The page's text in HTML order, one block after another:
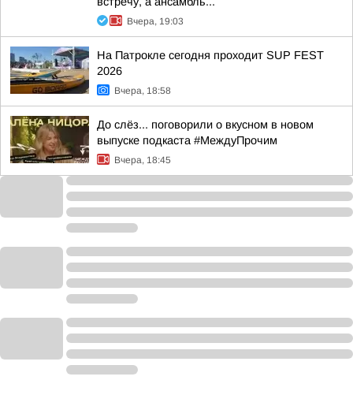
Вчера, 19:03
На Патрокле сегодня проходит SUP FEST
2026
Вчера, 18:58
До слёз... поговорили о вкусном в новом
выпуске подкаста #МеждуПрочим
Вчера, 18:45